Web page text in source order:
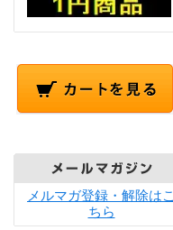
メルマガ登録・解除はこ
ちら